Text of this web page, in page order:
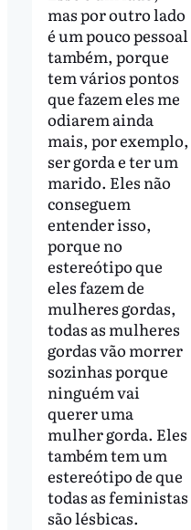
mas por outro lado
é um pouco pessoal
também, porque
tem vários pontos
que fazem eles me
odiarem ainda
mais, por exemplo,
ser gorda e ter um
marido. Eles não
conseguem
entender isso,
porque no
estereótipo que
eles fazem de
mulheres gordas,
todas as mulheres
gordas vão morrer
sozinhas porque
ninguém vai
querer uma
mulher gorda. Eles
também tem um
estereótipo de que
todas as feministas
são lésbicas.